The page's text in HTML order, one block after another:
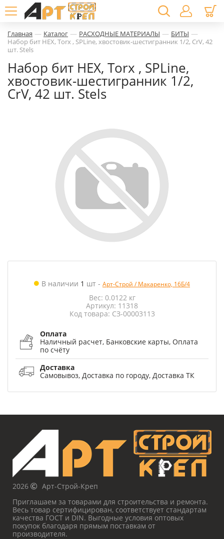
Главная — Каталог — РАСХОДНЫЕ МАТЕРИАЛЫ — БИТЫ —
Набор бит HEX, Torx , SPLine, хвостовик-шестигранник 1/2, CrV, 42
шт. Stels
Набор бит HEX, Torx , SPLine,
хвостовик-шестигранник 1/2,
CrV, 42 шт. Stels
В наличии 1 шт - Арт-Строй / Макаренко, 16Б/4
Вес: 0.0122 кг
Артикул: 11318
Код товара: СЗ-00003113
Оплата
Наличный расчет, Банковские карты, Оплата
по счёту
Доставка
Самовывоз, Доставка по городу, Доставка ТК
2026
Арт-Строй-Креп
Приглашаем за товарами для строительства и ремонта.
Весь товар сертифицирован, соответствует стандартам
качества ГОСТ и DIN. Выгодные условия оптовых
покупок благодаря прямым поставкам от
производителя.